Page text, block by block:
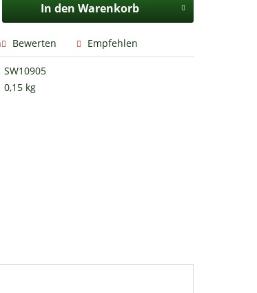
In den Warenkorb
Bewerten Empfehlen
SW10905
0,15 kg